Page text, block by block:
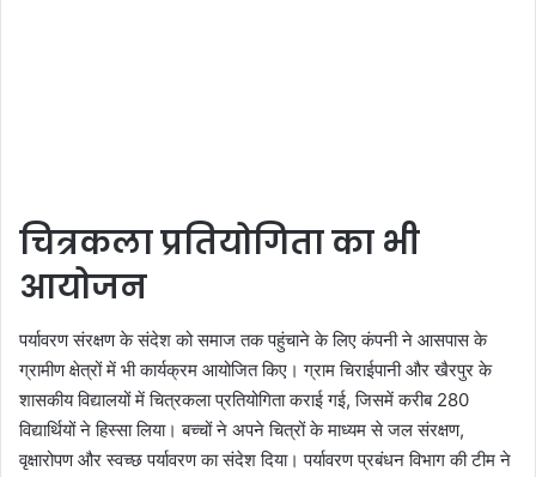
चित्रकला प्रतियोगिता का भी
आयोजन
पर्यावरण संरक्षण के संदेश को समाज तक पहुंचाने के लिए कंपनी ने आसपास के
ग्रामीण क्षेत्रों में भी कार्यक्रम आयोजित किए। ग्राम चिराईपानी और खैरपुर के
शासकीय विद्यालयों में चित्रकला प्रतियोगिता कराई गई, जिसमें करीब 280
विद्यार्थियों ने हिस्सा लिया। बच्चों ने अपने चित्रों के माध्यम से जल संरक्षण,
वृक्षारोपण और स्वच्छ पर्यावरण का संदेश दिया। पर्यावरण प्रबंधन विभाग की टीम ने